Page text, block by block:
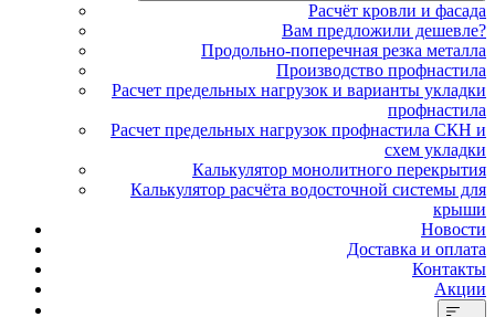
Расчёт кровли и фасада
Вам предложили дешевле?
Продольно-поперечная резка металла
Производство профнастила
Расчет предельных нагрузок и варианты укладки
профнастила
Расчет предельных нагрузок профнастила СКН и
схем укладки
Калькулятор монолитного перекрытия
Калькулятор расчёта водосточной системы для
крыши
Новости
Доставка и оплата
Контакты
Акции